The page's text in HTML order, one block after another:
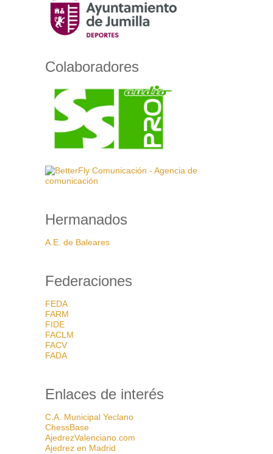
Colaboradores
Hermanados
A.E. de Baleares
Federaciones
FEDA
FARM
FIDE
FACLM
FACV
FADA
Enlaces de interés
C.A. Municipal Yeclano
ChessBase
AjedrezValenciano.com
Ajedrez en Madrid